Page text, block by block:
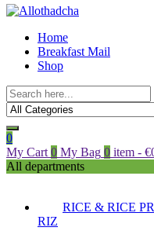
Home
Breakfast Mail
Shop
0
My Cart 0 My Bag 0 item - €
All departments
RICE & RICE
RIZ